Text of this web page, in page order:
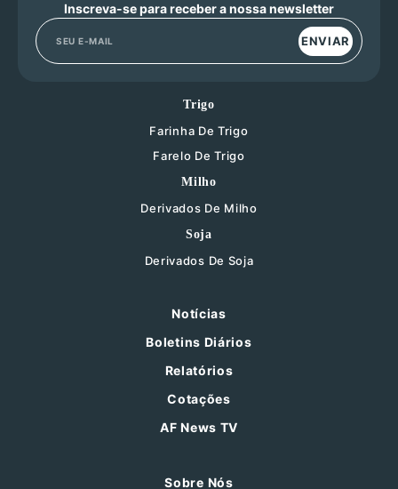
Inscreva-se para receber a nossa newsletter
ENVIAR
Trigo
Farinha De Trigo
Farelo De Trigo
Milho
Derivados De Milho
Soja
Derivados De Soja
Notícias
Boletins Diários
Relatórios
Cotações
AF News TV
Sobre Nós